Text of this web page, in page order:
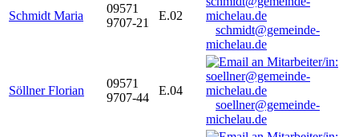
Schmidt Maria
09571
9707-21
E.02
schmidt@gemeinde-
michelau.de
Söllner Florian
09571
9707-44
E.04
soellner@gemeinde-
michelau.de